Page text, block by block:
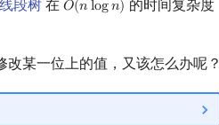
段树 在 𝑂(𝑛log𝑛)
O(nlogn)
的时间复杂度
某一位上的值，又该怎么办呢？